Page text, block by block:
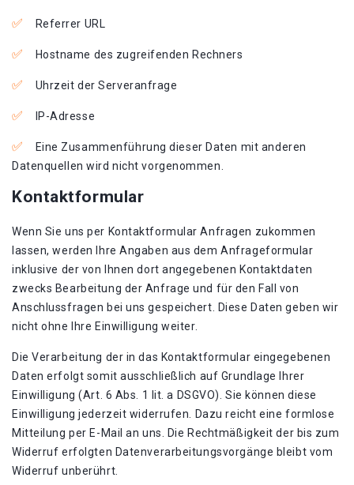
Referrer URL
Hostname des zugreifenden Rechners
Uhrzeit der Serveranfrage
IP-Adresse
Eine Zusammenführung dieser Daten mit anderen
Datenquellen wird nicht vorgenommen.
Kontaktformular
Wenn Sie uns per Kontaktformular Anfragen zukommen
lassen, werden Ihre Angaben aus dem Anfrageformular
inklusive der von Ihnen dort angegebenen Kontaktdaten
zwecks Bearbeitung der Anfrage und für den Fall von
Anschlussfragen bei uns gespeichert. Diese Daten geben wir
nicht ohne Ihre Einwilligung weiter.
Die Verarbeitung der in das Kontaktformular eingegebenen
Daten erfolgt somit ausschließlich auf Grundlage Ihrer
Einwilligung (Art. 6 Abs. 1 lit. a DSGVO). Sie können diese
Einwilligung jederzeit widerrufen. Dazu reicht eine formlose
Mitteilung per E-Mail an uns. Die Rechtmäßigkeit der bis zum
Widerruf erfolgten Datenverarbeitungsvorgänge bleibt vom
Widerruf unberührt.